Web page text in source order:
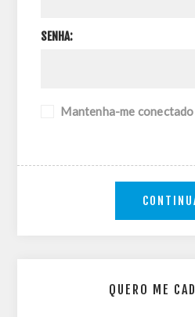
QUERO ME
SENHA:
Mantenha-me conectado